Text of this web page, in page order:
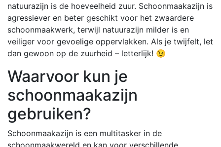
natuurazijn is de hoeveelheid zuur. Schoonmaakazijn is
agressiever en beter geschikt voor het zwaardere
schoonmaakwerk, terwijl natuurazijn milder is en
veiliger voor gevoelige oppervlakken. Als je twijfelt, let
dan gewoon op de zuurheid – letterlijk! 😉
Waarvoor kun je
schoonmaakazijn
gebruiken?
Schoonmaakazijn is een multitasker in de
schoonmaakwereld en kan voor verschillende